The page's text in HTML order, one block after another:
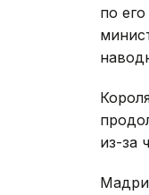
по
из-за